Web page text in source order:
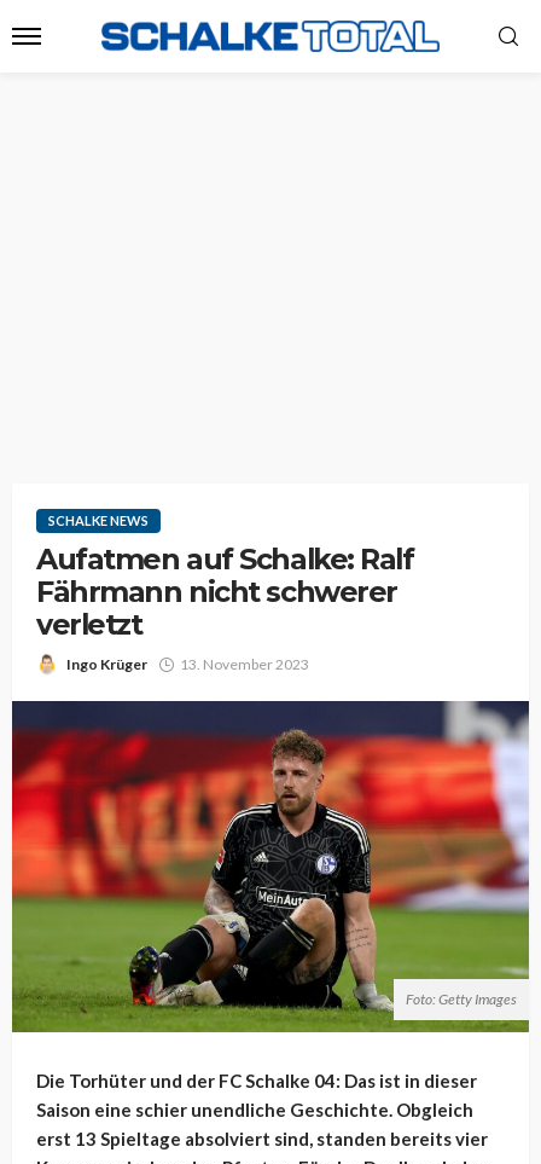
SCHALKE NEWS
Aufatmen auf Schalke: Ralf
Fährmann nicht schwerer
verletzt
Ingo Krüger 13. November 2023
Foto: Getty Images
Die Torhüter und der FC Schalke 04: Das ist in dieser
Saison eine schier unendliche Geschichte. Obgleich
erst 13 Spieltage absolviert sind, standen bereits vier